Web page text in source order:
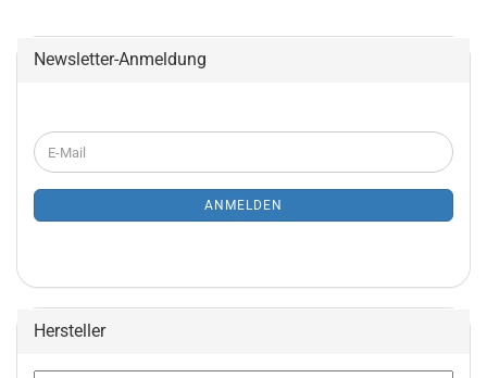
Newsletter-Anmeldung
WEITER
ZUR
ANMELDUNG
E-
Mail
ANMELDEN
Hersteller